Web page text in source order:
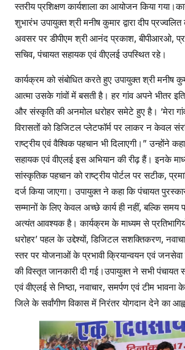
स्तरीय प्रशिक्षण कार्यशाला का आयोजन किया
शुभारंभ उपायुक्त श्री मनीष कुमार द्वारा दीप
अवसर पर डीपीएम श्री आनंद प्रकाश, बीपीआरओ,
सचिव, पंचायत सहायक एवं वीएलई उपस्थित रहे।
कार्यक्रम को संबोधित करते हुए उपायुक्त श्री मनीष
आत्मा उसके गांवों में बसती है। हर गांव अपने भीतर
और संस्कृति की अनमोल धरोहर समेटे हुए है। ‘मेरा
विरासतों को डिजिटल प्लेटफॉर्म पर लाकर न केवल
राष्ट्रीय एवं वैश्विक पहचान भी दिलाएगी।” उन्होंने
सहायक एवं वीएलई इस अभियान की रीढ़ हैं। इनके
सांस्कृतिक पहचान को राष्ट्रीय पोर्टल पर सटीक,
दर्ज किया जाएगा। उपायुक्त ने कहा कि पंचायत
सम्मानों के लिए केवल अच्छे कार्य ही नहीं, बल्कि समय
अत्यंत आवश्यक है। कार्यक्रम के माध्यम से
धरोहर’ पहल के उद्देश्यों, डिजिटल सशक्तिकरण,
स्तर पर योजनाओं के प्रभावी क्रियान्वयन एवं
की विस्तृत जानकारी दी गई।उपायुक्त ने सभी पंचायत
एवं वीएलई से निष्ठा, नवाचार, समर्पण एवं टीम भावना
जिले के सर्वांगीण विकास में निरंतर योगदान देने का